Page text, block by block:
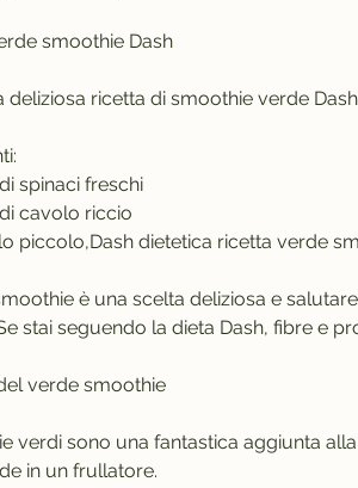
smoothie Dash
deliziosa ricetta di smoothie verde
spinaci freschi
cavolo riccio
piccolo,Dash dietetica ricetta verde
è una scelta deliziosa e
stai seguendo la dieta Dash, fibre e
verde smoothie
verdi sono una fantastica aggiunta
in un frullatore.